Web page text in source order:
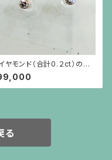
ヤモンド（合計0.２ct）のシ
ルな18金枠ピアス（18金ポ
）
る